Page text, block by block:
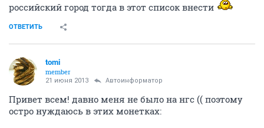
российский город тогда в этот список внести
ОТВЕТИТЬ
tomi
member
21 июня 2013 Автоинформатор
Привет всем! давно меня не было на нгс (( поэтому
остро нуждаюсь в этих монетках: